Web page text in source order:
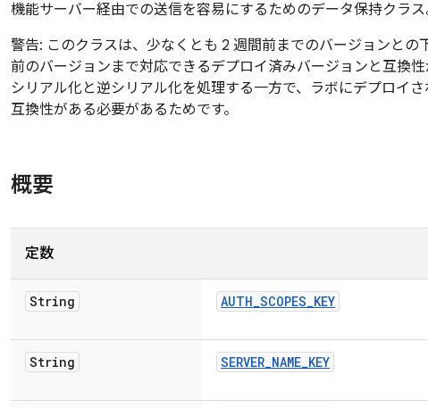
機能サーバー経由での送信を容易にするためのデータ保持クラス
警告: このクラスは、少なくとも 2 週間前までのバージョンと
前のバージョンまで対応できるデプロイ済みバージョンと互換
シリアル化と逆シリアル化を処理する一方で、ラボにデプロイ
互換性がある必要があるためです。
概要
定数
String AUTH_SCOPES_KEY
String SERVER_NAME_KEY